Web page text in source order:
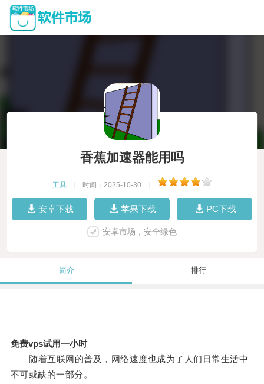
香蕉加速器能用吗
工具 时间：2025-10-30
安卓下载 苹果下载 PC下载
安卓市场，安全绿色
简介 排行
免费vps试用一小时
随着互联网的普及，网络速度也成为了人们日常生活中
不可或缺的一部分。